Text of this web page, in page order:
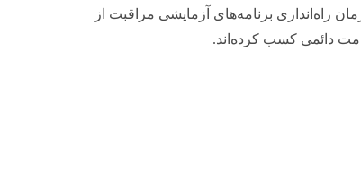
آن‌ها از زمان راه‌اندازی برنامه‌های آزمایشی مراقبت از